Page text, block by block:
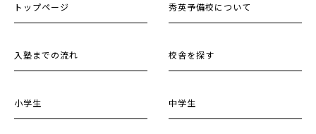
トップページ 秀英予備校について
入塾までの流れ 校舎を探す
小学生 中学生